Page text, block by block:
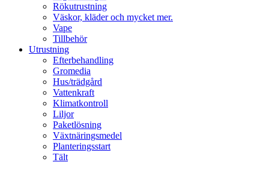
Rökutrustning
Väskor, kläder och mycket mer.
Vape
Tillbehör
Utrustning
Efterbehandling
Gromedia
Hus/trädgård
Vattenkraft
Klimatkontroll
Liljor
Paketlösning
Växtnäringsmedel
Planteringsstart
Tält